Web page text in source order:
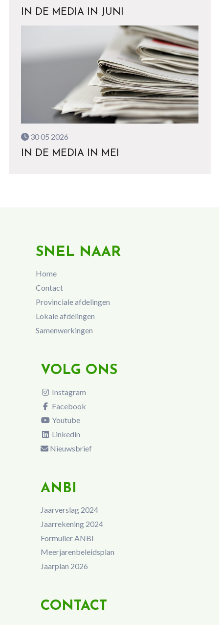
IN DE MEDIA IN JUNI
30 05 2026
IN DE MEDIA IN MEI
SNEL NAAR
Home
Contact
Provinciale afdelingen
Lokale afdelingen
Samenwerkingen
VOLG ONS
Instagram
Facebook
Youtube
Linkedin
Nieuwsbrief
ANBI
Jaarverslag 2024
Jaarrekening 2024
Formulier ANBI
Meerjarenbeleidsplan
Jaarplan 2026
CONTACT